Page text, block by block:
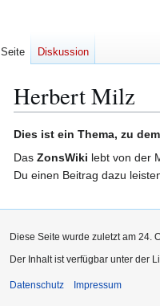
Herbert Milz
Zur
Navigation
springen
Zur
Suche
springen
Dies ist ein Thema, zu
Das ZonsWiki lebt von der
Du einen Beitrag dazu
Seite Diskussion
Diese Seite wurde zuletzt am 24.
Der Inhalt ist verfügbar unter der
Datenschutz Impressum